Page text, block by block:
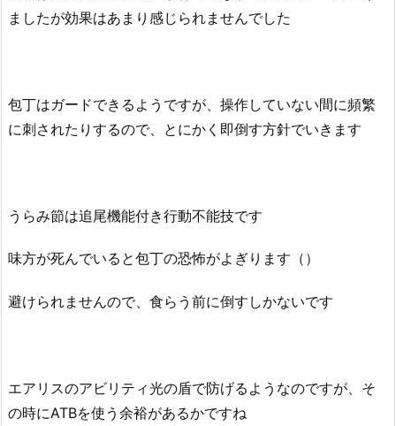
ましたが効果はあまり感じられませんでした
包丁はガードできるようですが、操作していない間に頻繁
に刺されたりするので、とにかく即倒す方針でいきます
うらみ節は追尾機能付き行動不能技です
味方が死んでいると包丁の恐怖がよぎります（）
避けられませんので、食らう前に倒すしかないです
エアリスのアビリティ光の盾で防げるようなのですが、そ
の時にATBを使う余裕があるかですね